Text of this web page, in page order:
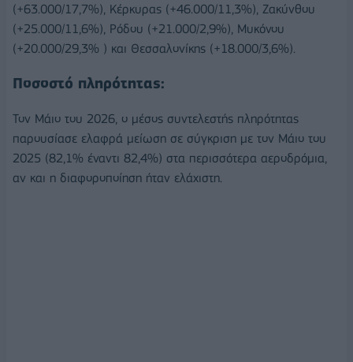
(+63.000/17,7%), Κέρκυρας (+46.000/11,3%), Ζακύνθου
(+25.000/11,6%), Ρόδου (+21.000/2,9%), Μυκόνου
(+20.000/29,3% ) και Θεσσαλονίκης (+18.000/3,6%).
Ποσοστό πληρότητας:
Τον Μάιο του 2026, ο μέσος συντελεστής πληρότητας
παρουσίασε ελαφρά μείωση σε σύγκριση με τον Μάιο του
2025 (82,1% έναντι 82,4%) στα περισσότερα αεροδρόμια,
αν και η διαφοροποίηση ήταν ελάχιστη.